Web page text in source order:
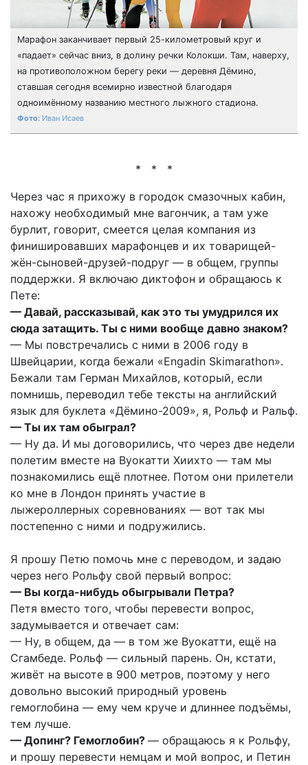
Марафон заканчивает первый 25-километровый круг и
«падает» сейчас вниз, в долину речки Колокши. Там, наверху,
на противоположном берегу реки — деревня Дёмино,
ставшая сегодня всемирно известной благодаря
одноимённому названию местного лыжного стадиона.
Иван Исаев
* * *
Через час я прихожу в городок смазочных кабин,
нахожу необходимый мне вагончик, а там уже
бурлит, говорит, смеется целая компания из
финишировавших марафонцев и их товарищей-
жён-сыновей-друзей-подруг — в общем, группы
поддержки. Я включаю диктофон и обращаюсь к
Пете:
— Давай, рассказывай, как это ты умудрился их
сюда затащить. Ты с ними вообще давно знаком?
— Мы повстречались с ними в 2006 году в
Швейцарии, когда бежали «Engadin Skimarathon».
Бежали там Герман Михайлов, который, если
помнишь, переводил тебе тексты на английский
язык для буклета «Дёмино-2009», я, Рольф и Ральф.
— Ты их там обыграл?
— Ну да. И мы договорились, что через две недели
полетим вместе на Вуокатти Хиихто — там мы
познакомились ещё плотнее. Потом они прилетели
ко мне в Лондон принять участие в
лыжероллерных соревнованиях — вот так мы
постепенно с ними и подружились.
Я прошу Петю помочь мне с переводом, и задаю
через него Рольфу свой первый вопрос:
— Вы когда-нибудь обыгрывали Петра?
Петя вместо того, чтобы перевести вопрос,
задумывается и отвечает сам:
— Ну, в общем, да — в том же Вуокатти, ещё на
Сгамбеде. Рольф — сильный парень. Он, кстати,
живёт на высоте в 900 метров, поэтому у него
довольно высокий природный уровень
гемоглобина — ему чем круче и длиннее подъёмы,
тем лучше.
— Допинг? Гемоглобин? — обращаюсь я к Рольфу,
и прошу перевести немцам и мой вопрос, и Петин